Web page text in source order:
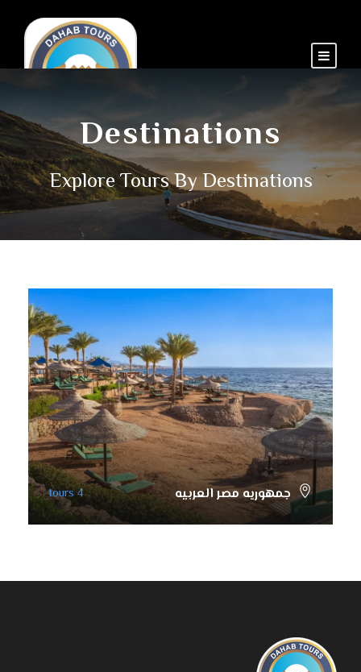
Destinations
Explore Tours By Destinations
جمهوريه مصر العربيه 4 tours